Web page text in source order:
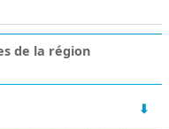
de la région